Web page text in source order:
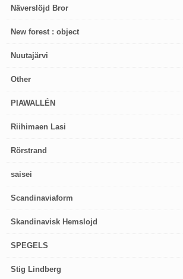
Näverslöjd Bror
New forest : object
Nuutajärvi
Other
PIAWALLÉN
Riihimaen Lasi
Rörstrand
saisei
Scandinaviaform
Skandinavisk Hemslojd
SPEGELS
Stig Lindberg